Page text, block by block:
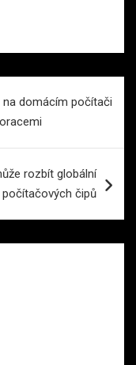
domácím počítači
rozbít globální
čipů